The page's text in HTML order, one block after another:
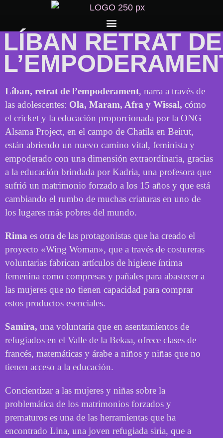
LÍBAN RETRAT DE
Líban, retrat de l’empoderament, narra a través de
las adolescentes: Ola, Maram, Afra y Wissal, cómo
el cricket y la educación proporcionada por la ONG
Alsama Project, en el campo de Chatila en Beirut,
están abriendo un nuevo camino vital, feminista y
empoderado con una dimensión extraordinaria, gracias
a la educación brindada por Kadria, una profesora que
sufrió un matrimonio forzado a los 15 años y que está
cambiando el rumbo de muchas criaturas en uno de
los lugares más pobres del mundo.
Rima es otra de las protagonistas que ha creado el
proyecto «Wing Woman», que a través de costureras
voluntarias fabrican artículos de higiene íntima
femenina como compresas y pañales para abastecer a
las mujeres que no tienen capacidad para comprar
estos productos esenciales.
Samira, una voluntaria que en asentamientos de
refugiados en el Valle de la Bekaa, ofrece clases de
francés, matemáticas y árabe a niños y niñas que no
tienen acceso a la educación.
Concientizar a las mujeres y niñas sobre la
problemática de los matrimonios forzados y
prematuros es una de las herramientas que ha
encontrado Lina, una joven refugiada siria, que a